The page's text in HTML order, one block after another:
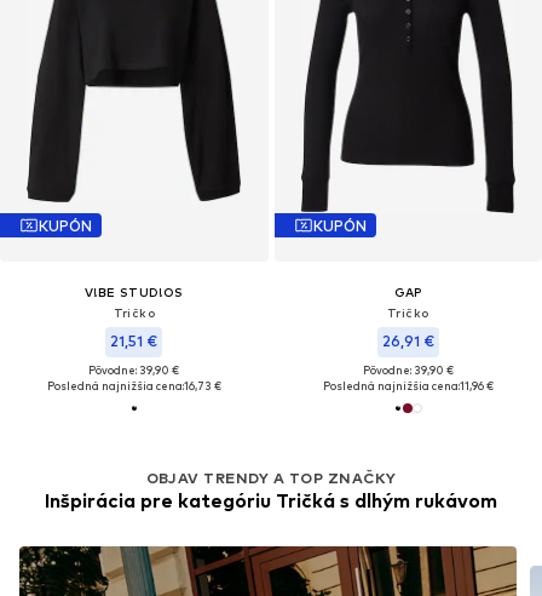
KUPÓN
V!BE STUD!OS
Tričko
21,51 €
Pôvodne: 39,90 €
Posledná najnižšia cena:16,73 €
KUPÓN
GAP
Tričko
26,91 €
Pôvodne: 39,90 €
Posledná najnižšia cena:11,96 €
OBJAV TRENDY A TOP ZNAČKY
Inšpirácia pre kategóriu Tričká s dlhým rukávom